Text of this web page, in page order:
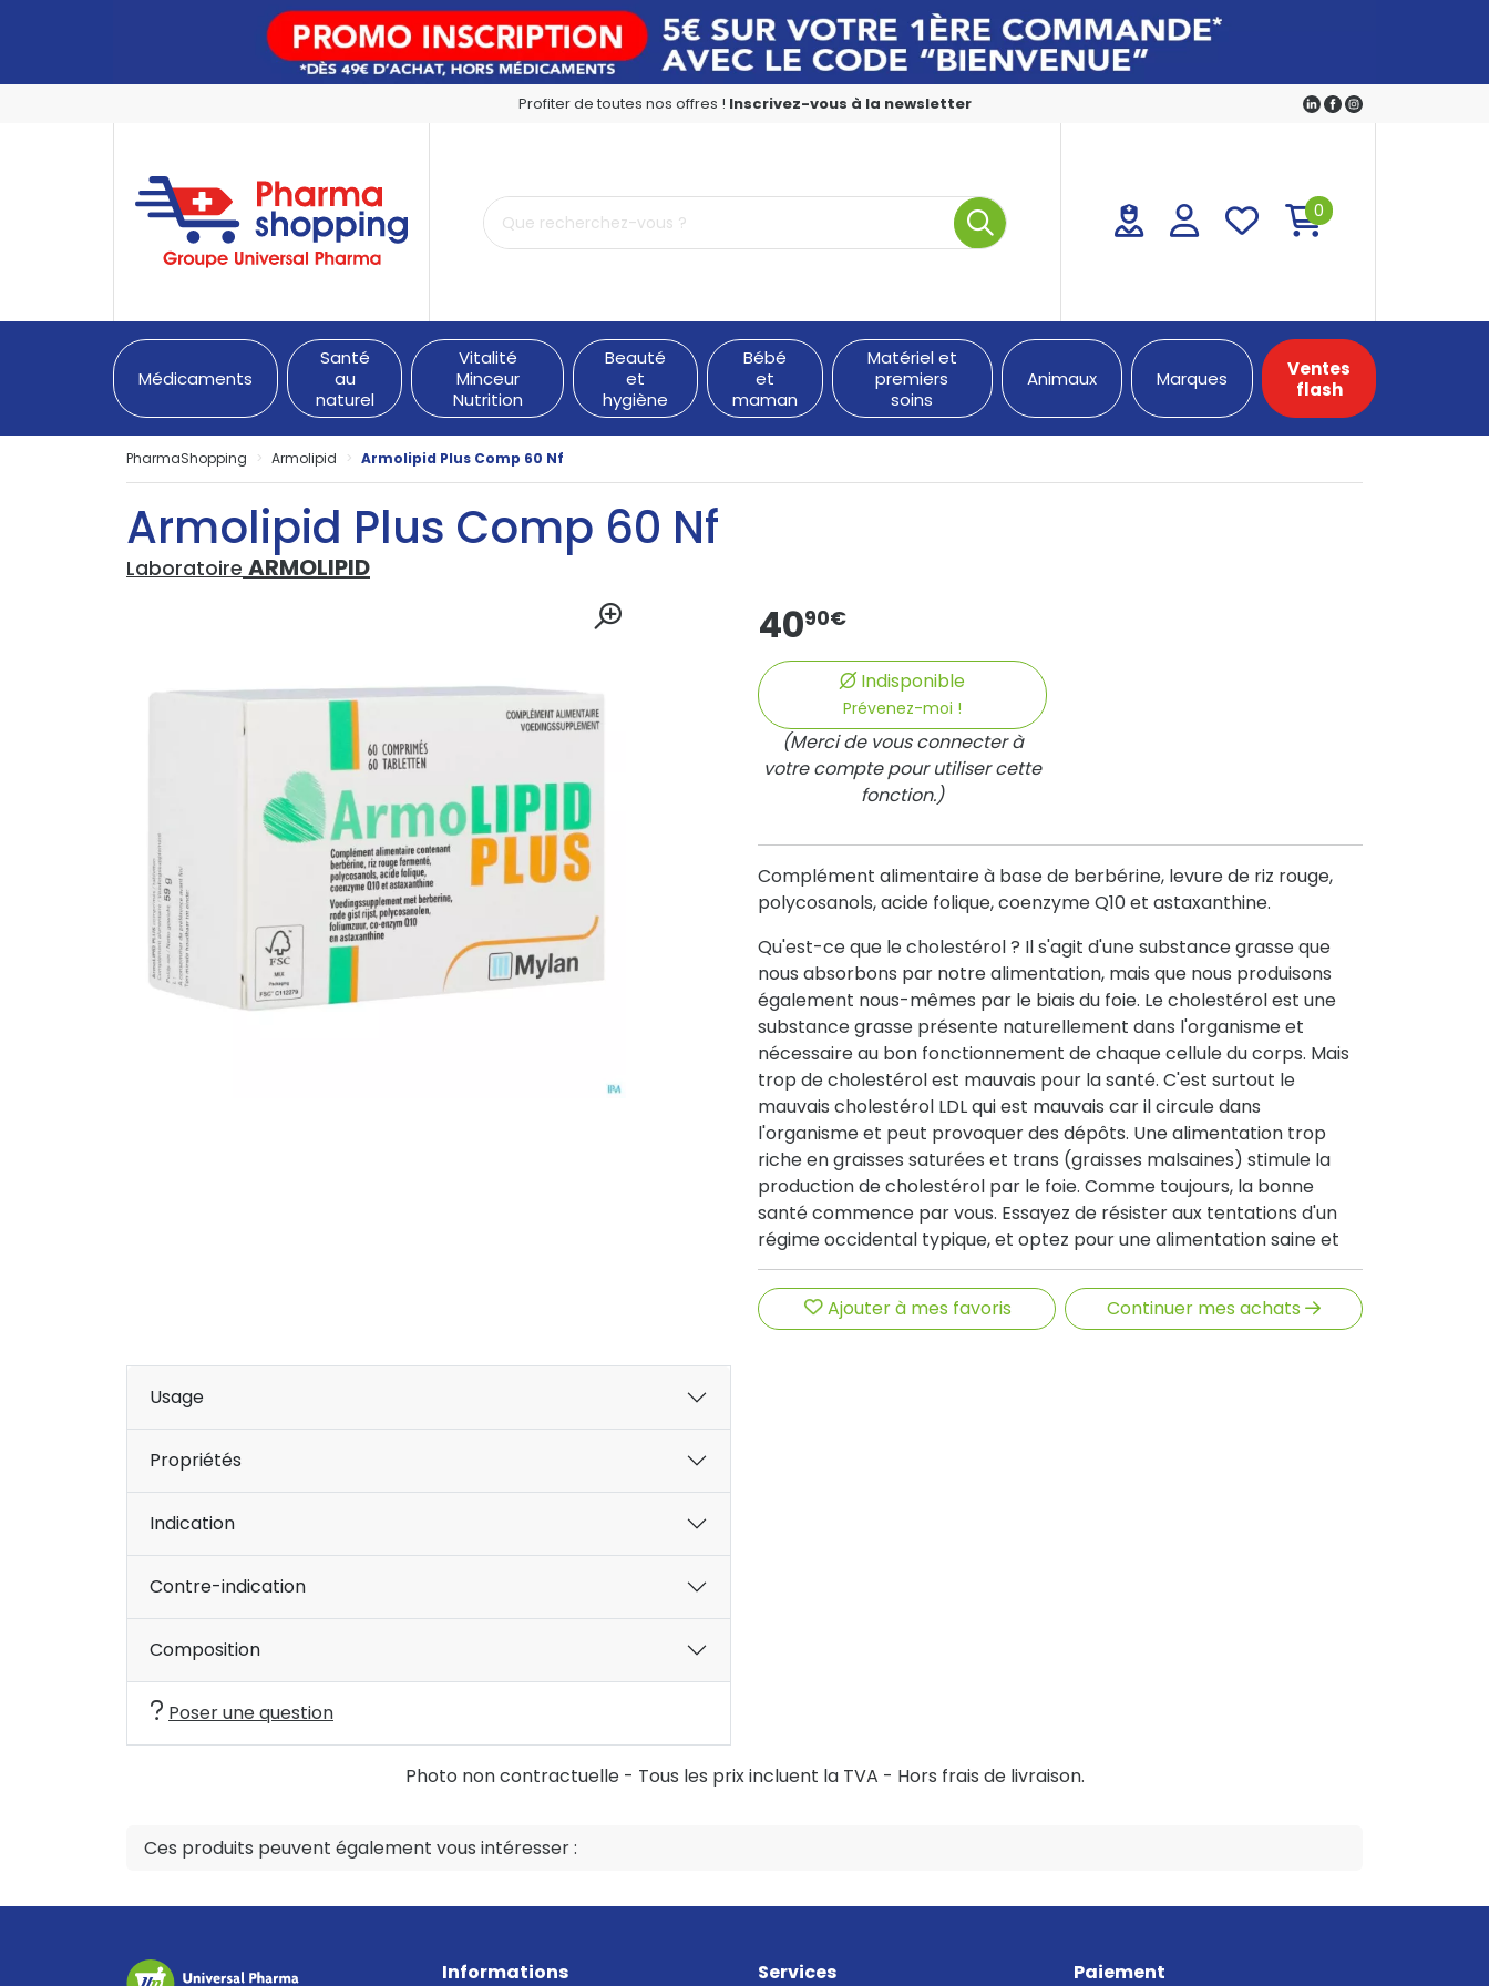
Profiter de toutes nos offres ! Inscrivez-vous à la newsletter
PharmaShopping Votre pharmacie en ligne à votre service
0
Médicaments
Santé
au
naturel
Vitalité
Minceur
Nutrition
Beauté
et
hygiène
Bébé
et
maman
Matériel et
premiers
soins
Animaux Marques
Ventes
flash
PharmaShopping Armolipid Armolipid Plus Comp 60 Nf
Armolipid Plus Comp 60 Nf
Laboratoire ARMOLIPID
4090€
Indisponible
Prévenez-moi !
(Merci de vous connecter à
votre compte pour utiliser cette
fonction.)
Complément alimentaire à base de berbérine, levure de riz rouge,
polycosanols, acide folique, coenzyme Q10 et astaxanthine.
Qu'est-ce que le cholestérol ? Il s'agit d'une substance grasse que
nous absorbons par notre alimentation, mais que nous produisons
également nous-mêmes par le biais du foie. Le cholestérol est une
substance grasse présente naturellement dans l'organisme et
nécessaire au bon fonctionnement de chaque cellule du corps. Mais
trop de cholestérol est mauvais pour la santé. C'est surtout le
mauvais cholestérol LDL qui est mauvais car il circule dans
l'organisme et peut provoquer des dépôts. Une alimentation trop
riche en graisses saturées et trans (graisses malsaines) stimule la
production de cholestérol par le foie. Comme toujours, la bonne
santé commence par vous. Essayez de résister aux tentations d'un
régime occidental typique, et optez pour une alimentation saine et
variée, riche en fruits et légumes, faites suffisamment d'exercice,
arrêtez de fumer et limitez les graisses saturées.
Ajouter à mes favoris Continuer mes achats
Usage
Propriétés
Indication
Contre-indication
Composition
Poser une question
Photo non contractuelle - Tous les prix incluent la TVA - Hors frais de livraison.
Ces produits peuvent également vous intéresser :
Informations Services Paiement